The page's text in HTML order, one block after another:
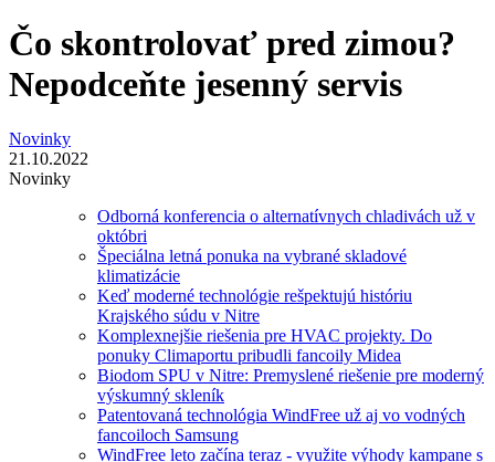
Čo skontrolovať pred zimou?
Nepodceňte jesenný servis
Novinky
21.10.2022
Novinky
Odborná konferencia o alternatívnych chladivách už v
októbri
Špeciálna letná ponuka na vybrané skladové
klimatizácie
Keď moderné technológie rešpektujú históriu
Krajského súdu v Nitre
Komplexnejšie riešenia pre HVAC projekty. Do
ponuky Climaportu pribudli fancoily Midea
Biodom SPU v Nitre: Premyslené riešenie pre moderný
výskumný skleník
Patentovaná technológia WindFree už aj vo vodných
fancoiloch Samsung
WindFree leto začína teraz - využite výhody kampane s